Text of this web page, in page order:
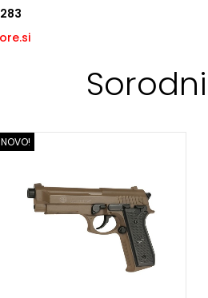
NOVO!